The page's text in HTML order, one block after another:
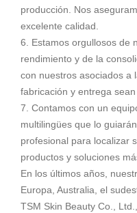
producción. Nos
excelente calidad.
6. Estamos orgullosos de
rendimiento y de la
con nuestros asociados a
fabricación y entrega
7. Contamos con un
multilingües que lo
profesional para localizar
productos y soluciones
En los últimos años,
Europa, Australia, el
TSM Skin Beauty Co.,